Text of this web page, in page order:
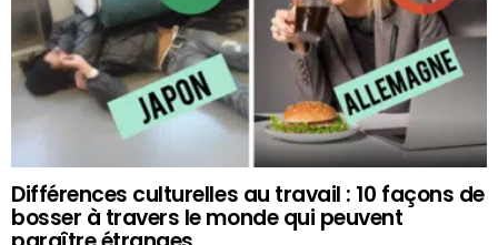
Différences culturelles au travail : 10 façons de
bosser à travers le monde qui peuvent